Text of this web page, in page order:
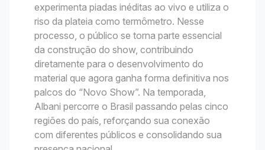
experimenta piadas inéditas ao vivo e utiliza o
riso da plateia como termômetro. Nesse
processo, o público se torna parte essencial
da construção do show, contribuindo
diretamente para o desenvolvimento do
material que agora ganha forma definitiva nos
palcos do “Novo Show”. Na temporada,
Albani percorre o Brasil passando pelas cinco
regiões do país, reforçando sua conexão
com diferentes públicos e consolidando sua